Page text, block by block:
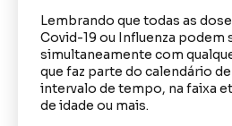
Lembrando que todas as
Covid-19 ou Influenza podem
simultaneamente com
que faz parte do calendário
intervalo de tempo, na faixa
de idade ou mais.